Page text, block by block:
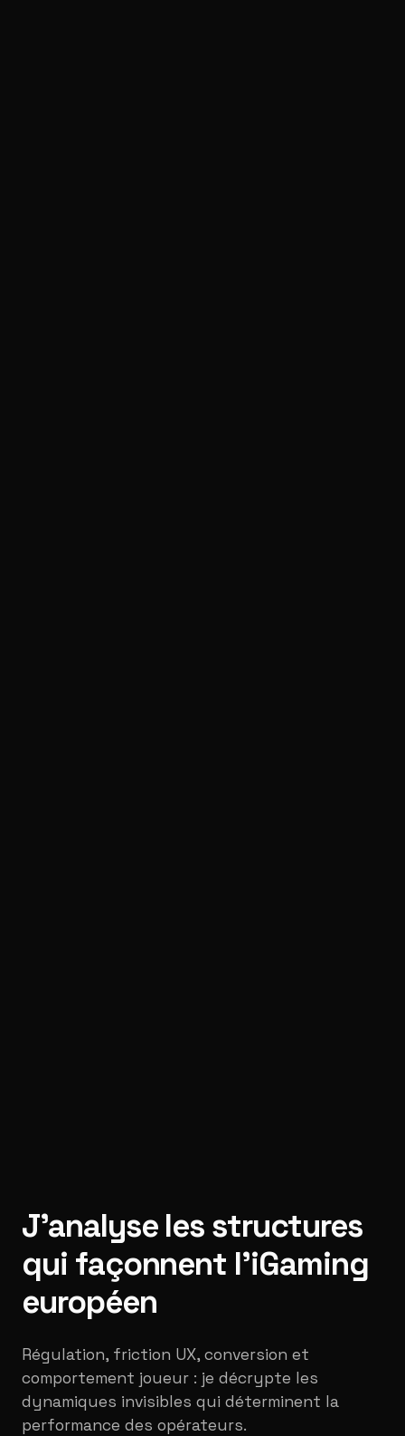
J'analyse les structures
qui façonnent l'iGaming
européen
Régulation, friction UX, conversion et
comportement joueur : je décrypte les
dynamiques invisibles qui déterminent la
performance des opérateurs.